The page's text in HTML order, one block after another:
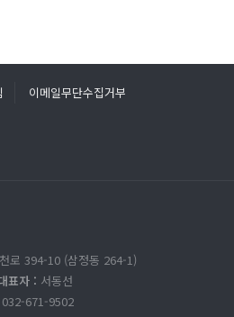
이메일무단수집거부
로 394-10 (삼정동 264-1)
표자 : 서동선
032-671-9502